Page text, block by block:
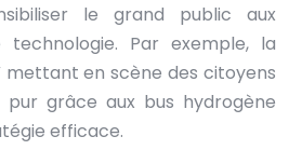
le grand public aux
Par exemple, la
mettant en scène des citoyens
grâce aux bus hydrogène
efficace.